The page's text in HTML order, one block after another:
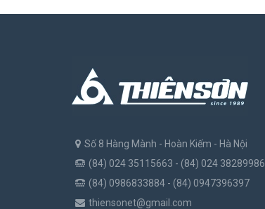
Số 8 Hàng Mành - Hoàn Kiếm - Hà Nội
(84) 024 35115663 - (84) 024 38289986
(84) 0986833884 - (84) 0947396397
thiensonet@gmail.com